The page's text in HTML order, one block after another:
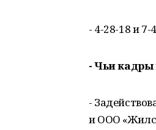
- 4-28-18 и 7-
- Чьи кадры
-
и ООО